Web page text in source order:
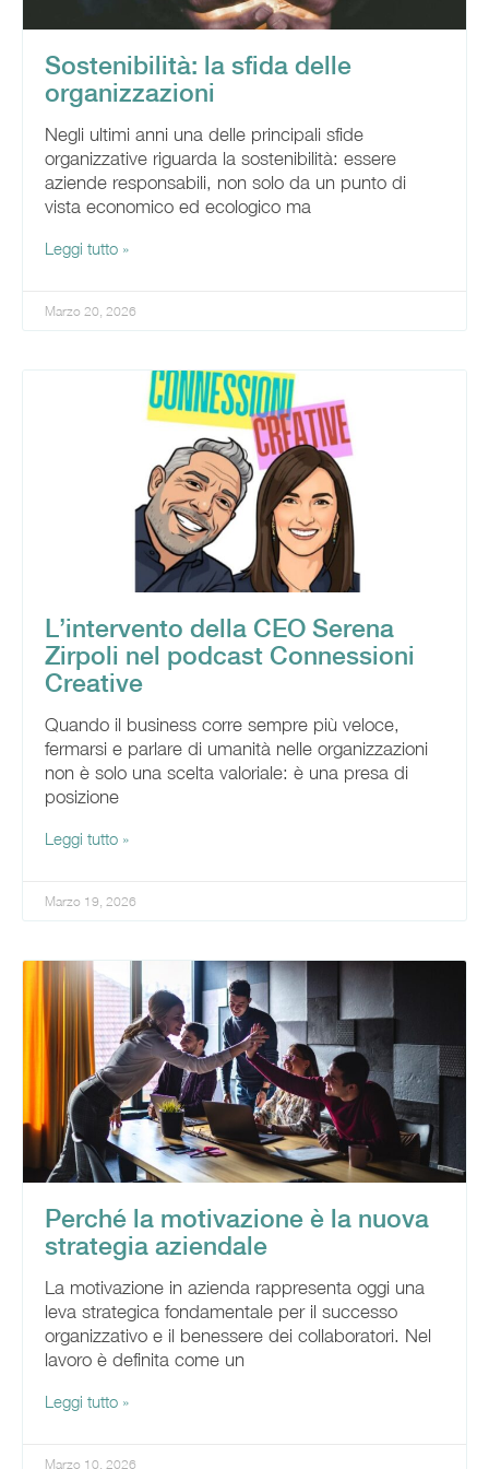
Sostenibilità: la sfida delle
organizzazioni
Negli ultimi anni una delle principali sfide
organizzative riguarda la sostenibilità: essere
aziende responsabili, non solo da un punto di
vista economico ed ecologico ma
Leggi tutto »
Marzo 20, 2026
L’intervento della CEO Serena
Zirpoli nel podcast Connessioni
Creative
Quando il business corre sempre più veloce,
fermarsi e parlare di umanità nelle organizzazioni
non è solo una scelta valoriale: è una presa di
posizione
Leggi tutto »
Marzo 19, 2026
Perché la motivazione è la nuova
strategia aziendale
La motivazione in azienda rappresenta oggi una
leva strategica fondamentale per il successo
organizzativo e il benessere dei collaboratori. Nel
lavoro è definita come un
Leggi tutto »
Marzo 10, 2026